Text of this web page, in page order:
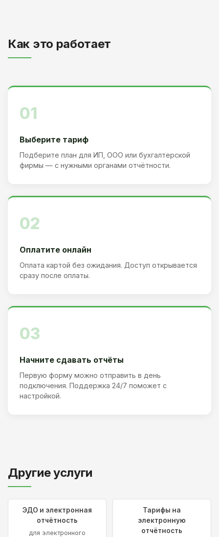
Как это работает
01
Выберите тариф
Подберите план для ИП, ООО или бухгалтерской
фирмы — с нужными органами отчётности.
02
Оплатите онлайн
Оплата картой без ожидания. Доступ открывается
сразу после оплаты.
03
Начните сдавать отчёты
Первую форму можно отправить в день
подключения. Поддержка 24/7 поможет с
настройкой.
Другие услуги
ЭДО и электронная
отчётность
для электронного
Тарифы на
электронную
отчётность